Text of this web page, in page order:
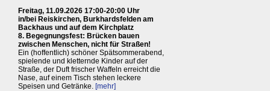
Freitag, 11.09.2026 17:00-20:00 Uhr
in/bei Reiskirchen, Burkhardsfelden am
Backhaus und auf dem Kirchplatz
8. Begegnungsfest: Brücken bauen
zwischen Menschen, nicht für Straßen!
Ein (hoffentlich) schöner Spätsommerabend,
spielende und kletternde Kinder auf der
Straße, der Duft frischer Waffeln erreicht die
Nase, auf einem Tisch stehen leckere
Speisen und Getränke. [mehr]